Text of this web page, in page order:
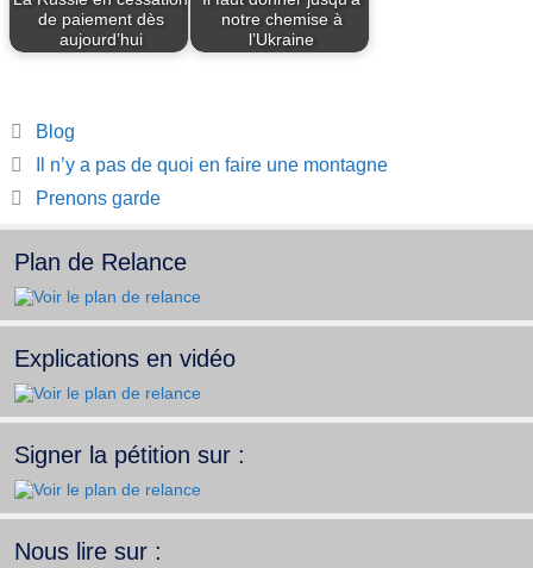
de paiement dès
aujourd’hui
notre chemise à
l’Ukraine
Catégories
Blog
Il n’y a pas de quoi en faire une montagne
Prenons garde
Plan de Relance
Explications en vidéo
Signer la pétition sur :
Nous lire sur :